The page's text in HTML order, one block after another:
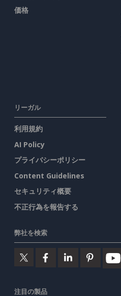
価格
リーガル
利用規約
AI Policy
プライバシーポリシー
Content Guidelines
セキュリティ概要
不正行為を報告する
弊社を検索
注目の製品